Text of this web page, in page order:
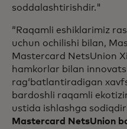
soddalashtirishdir."
“Raqamli eshiklarimiz
uchun ochilishi bilan,
Mastercard NetsUnion
hamkorlar bilan
ragʻbatlantiradigan
bardoshli raqamli
ustida ishlashga
Mastercard NetsUnion